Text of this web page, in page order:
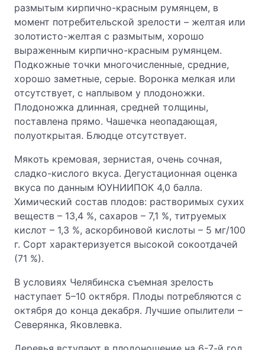
размытым кирпично-красным румянцем, в
момент потребительской зрелости – желтая или
золотисто-желтая с размытым, хорошо
выраженным кирпично-красным румянцем.
Подкожные точки многочисленные, средние,
хорошо заметные, серые. Воронка мелкая или
отсутствует, с наплывом у плодоножки.
Плодоножка длинная, средней толщины,
поставлена прямо. Чашечка неопадающая,
полуоткрытая. Блюдце отсутствует.
Мякоть кремовая, зернистая, очень сочная,
сладко-кислого вкуса. Дегустационная оценка
вкуса по данным ЮУНИИПОК 4,0 балла.
Химический состав плодов: растворимых сухих
веществ – 13,4 %, сахаров – 7,1 %, титруемых
кислот – 1,3 %, аскорбиновой кислоты – 5 мг/100
г. Сорт характеризуется высокой сокоотдачей
(71 %).
В условиях Челябинска съемная зрелость
наступает 5–10 октября. Плоды потребляются с
октября до конца декабря. Лучшие опылители –
Северянка, Яковлевка.